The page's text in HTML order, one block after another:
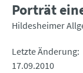
Porträt
Hildesheimer
Letzte Änderung
17.09.2010